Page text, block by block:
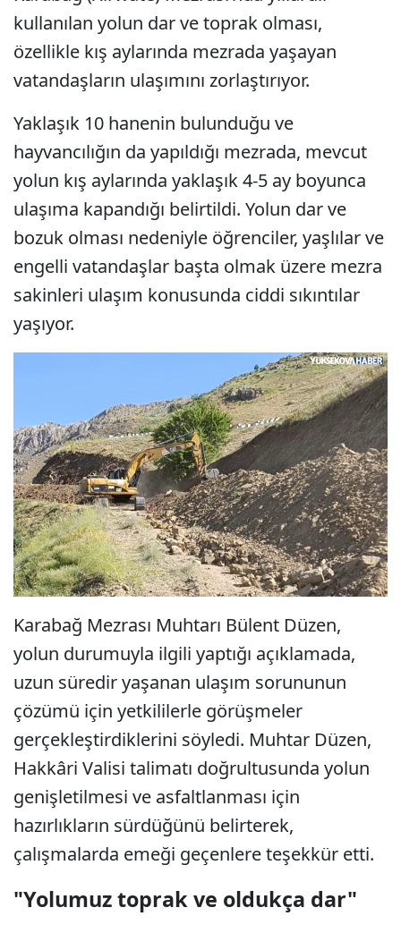
kullanılan yolun dar ve toprak olması,
özellikle kış aylarında mezrada yaşayan
vatandaşların ulaşımını zorlaştırıyor.
Yaklaşık 10 hanenin bulunduğu ve
hayvancılığın da yapıldığı mezrada, mevcut
yolun kış aylarında yaklaşık 4-5 ay boyunca
ulaşıma kapandığı belirtildi. Yolun dar ve
bozuk olması nedeniyle öğrenciler, yaşlılar ve
engelli vatandaşlar başta olmak üzere mezra
sakinleri ulaşım konusunda ciddi sıkıntılar
yaşıyor.
Karabağ Mezrası Muhtarı Bülent Düzen,
yolun durumuyla ilgili yaptığı açıklamada,
uzun süredir yaşanan ulaşım sorununun
çözümü için yetkililerle görüşmeler
gerçekleştirdiklerini söyledi. Muhtar Düzen,
Hakkâri Valisi talimatı doğrultusunda yolun
genişletilmesi ve asfaltlanması için
hazırlıkların sürdüğünü belirterek,
çalışmalarda emeği geçenlere teşekkür etti.
"Yolumuz toprak ve oldukça dar"